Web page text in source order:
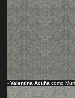
- Valentina Acuña como